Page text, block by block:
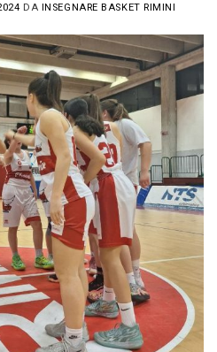
DA INSEGNARE BASKET RIMINI